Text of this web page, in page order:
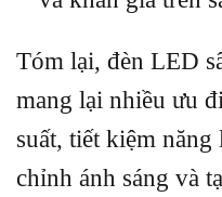
Tóm lại, đèn LED
mang lại nhiều ưu
suất, tiết kiệm
chỉnh ánh sáng và